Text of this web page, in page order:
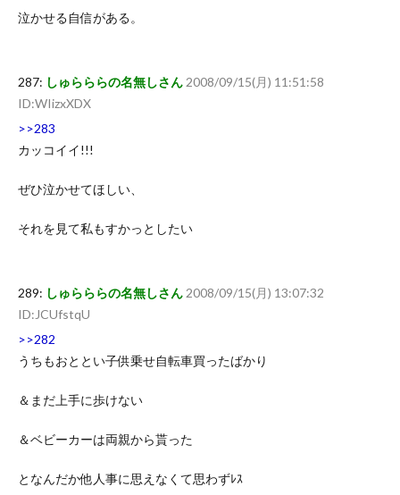
泣かせる自信がある。
287: しゅらららの名無しさん 2008/09/15(月) 11:51:58
ID:WIizxXDX
>>283
カッコイイ!!!
ぜひ泣かせてほしい、
それを見て私もすかっとしたい
289: しゅらららの名無しさん 2008/09/15(月) 13:07:32
ID:JCUfstqU
>>282
うちもおととい子供乗せ自転車買ったばかり
＆まだ上手に歩けない
＆ベビーカーは両親から貰った
となんだか他人事に思えなくて思わずﾚｽ